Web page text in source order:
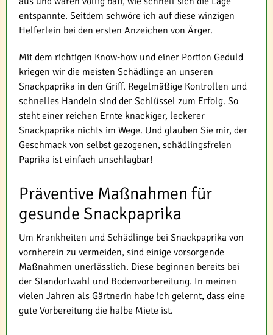
entspannte. Seitdem schwöre ich auf diese winzigen
Helferlein bei den ersten Anzeichen von Ärger.
Mit dem richtigen Know-how und einer Portion Geduld
kriegen wir die meisten Schädlinge an unseren
Snackpaprika in den Griff. Regelmäßige Kontrollen und
schnelles Handeln sind der Schlüssel zum Erfolg. So
steht einer reichen Ernte knackiger, leckerer
Snackpaprika nichts im Wege. Und glauben Sie mir, der
Geschmack von selbst gezogenen, schädlingsfreien
Paprika ist einfach unschlagbar!
Präventive Maßnahmen für
gesunde Snackpaprika
Um Krankheiten und Schädlinge bei Snackpaprika von
vornherein zu vermeiden, sind einige vorsorgende
Maßnahmen unerlässlich. Diese beginnen bereits bei
der Standortwahl und Bodenvorbereitung. In meinen
vielen Jahren als Gärtnerin habe ich gelernt, dass eine
gute Vorbereitung die halbe Miete ist.